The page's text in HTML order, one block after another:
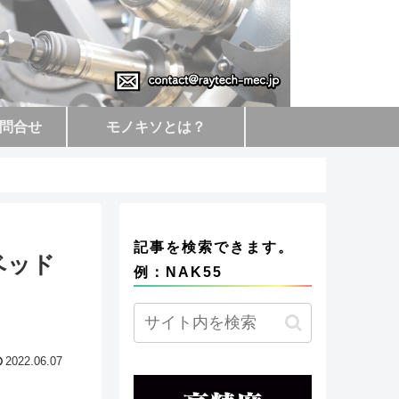
合せ モノキソとは？
ド
2022.06.07
記事を検索できます。
例：NAK55